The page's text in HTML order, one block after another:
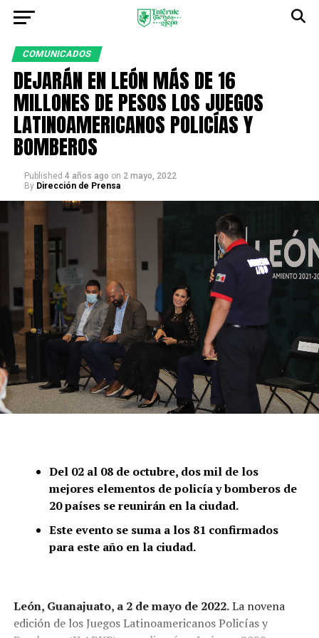
COMUNICADOS
DEJARÁN EN LEÓN MÁS DE 16
MILLONES DE PESOS LOS JUEGOS
LATINOAMERICANOS POLICÍAS Y
BOMBEROS
Published 4 años ago on 2 mayo, 2022
By Dirección de Prensa
Del 02 al 08 de octubre, dos mil de los
mejores elementos de policía y bomberos de
20 países se reunirán en la ciudad.
Este evento se suma a los 81 confirmados
para este año en la ciudad.
León, Guanajuato, a 2 de mayo de 2022.La novena
edición de los Juegos Latinoamericanos Policías y